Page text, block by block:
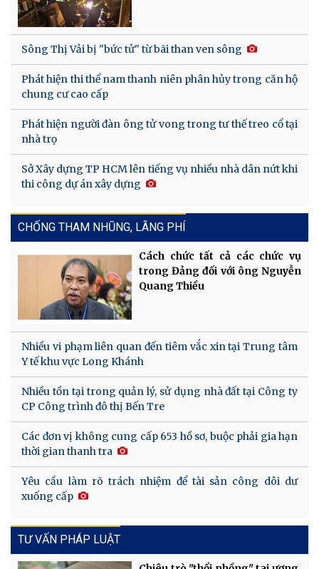
Sông Thị Vải bị "bức tử" từ bãi than ven sông
Phát hiện thi thể nam thanh niên phân hủy trong căn hộ
chung cư cao cấp
Phát hiện người đàn ông tử vong trong tư thế treo cổ tại
nhà trọ
Sở Xây dựng TP HCM lên tiếng vụ nhiều nhà dân nứt khi
thi công dự án xây dựng
CHỐNG THAM NHŨNG, LÃNG PHÍ
Cách chức tất cả các chức vụ
trong Đảng đối với ông Nguyễn
Quang Thiều
Nhiều vi phạm liên quan đến tiêm vắc xin tại Trung tâm
Y tế khu vực Long Khánh
Nhiều tồn tại trong quản lý, sử dụng nhà đất tại Công ty
CP Công trình đô thị Bến Tre
Các đơn vị không cung cấp 653 hồ sơ, buộc phải gia hạn
thời gian thanh tra
Yêu cầu làm rõ trách nhiệm để tài sản công dôi dư
xuống cấp
TƯ VẤN PHÁP LUẬT